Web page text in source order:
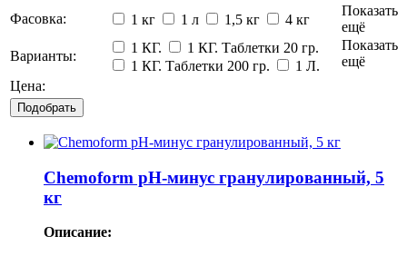
Фасовка: 1 кг 1 л 1,5 кг 4 кг
Показать
ещё
Варианты:
1 КГ.
1 КГ. Таблетки 20 гр.
1 КГ. Таблетки 200 гр.
1 Л.
Показать
ещё
Цена:
Chemoform pH-минус гранулированный, 5
кг
Описание: